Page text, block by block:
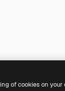
of cookies on